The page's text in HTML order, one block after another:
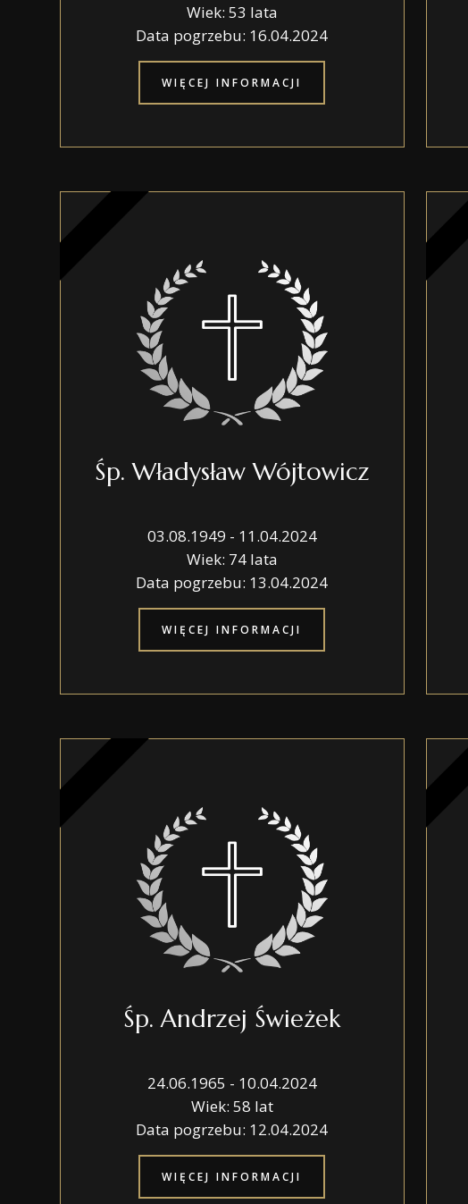
Wiek: 53 lata
Data pogrzebu: 16.04.2024
WIĘCEJ INFORMACJI
Śp. Władysław Wójtowicz
03.08.1949 - 11.04.2024
Wiek: 74 lata
Data pogrzebu: 13.04.2024
WIĘCEJ INFORMACJI
Śp. Andrzej Świeżek
24.06.1965 - 10.04.2024
Wiek: 58 lat
Data pogrzebu: 12.04.2024
WIĘCEJ INFORMACJI